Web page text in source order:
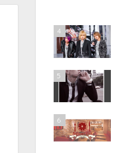
4
5
6